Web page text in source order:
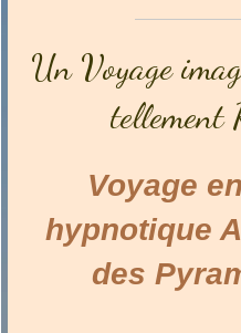
Un Voyage
tellement
Voyage
hypnotique
des